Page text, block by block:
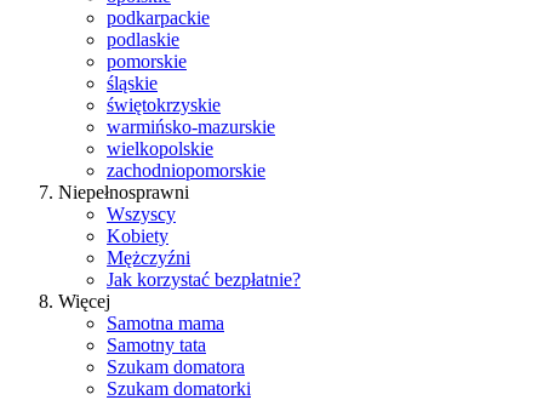
podkarpackie
podlaskie
pomorskie
śląskie
świętokrzyskie
warmińsko-mazurskie
wielkopolskie
zachodniopomorskie
Niepełnosprawni
Wszyscy
Kobiety
Mężczyźni
Jak korzystać bezpłatnie?
Więcej
Samotna mama
Samotny tata
Szukam domatora
Szukam domatorki